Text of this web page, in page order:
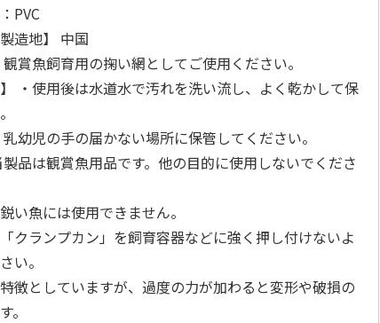
ニオイ
用 猫ト
ラルグ
込)
デオトイレ 飛び散
らない消臭・抗菌サ
ンド 4L
1,320円
(送料別・税込)
ムデンタルコーン
ぐるぐるボーン型 S
470円
(送料別・税込)
チ 健康に育つ子ね
こ用 まぐろ・かつ
120円
(送料別・税込)
PVC
造地】 中国
観賞魚飼育用の掬い網としてご使用ください。
】 ・使用後は水道水で汚れを洗い流し、よく乾かして保
乳幼児の手の届かない場所に保管してください。
製品は観賞魚用品です。他の目的に使用しないでくださ
い魚には使用できません。
クランプカン」を飼育容器などに強く押し付けないよ
い。
徴としていますが、過度の力が加わると変形や破損の
。